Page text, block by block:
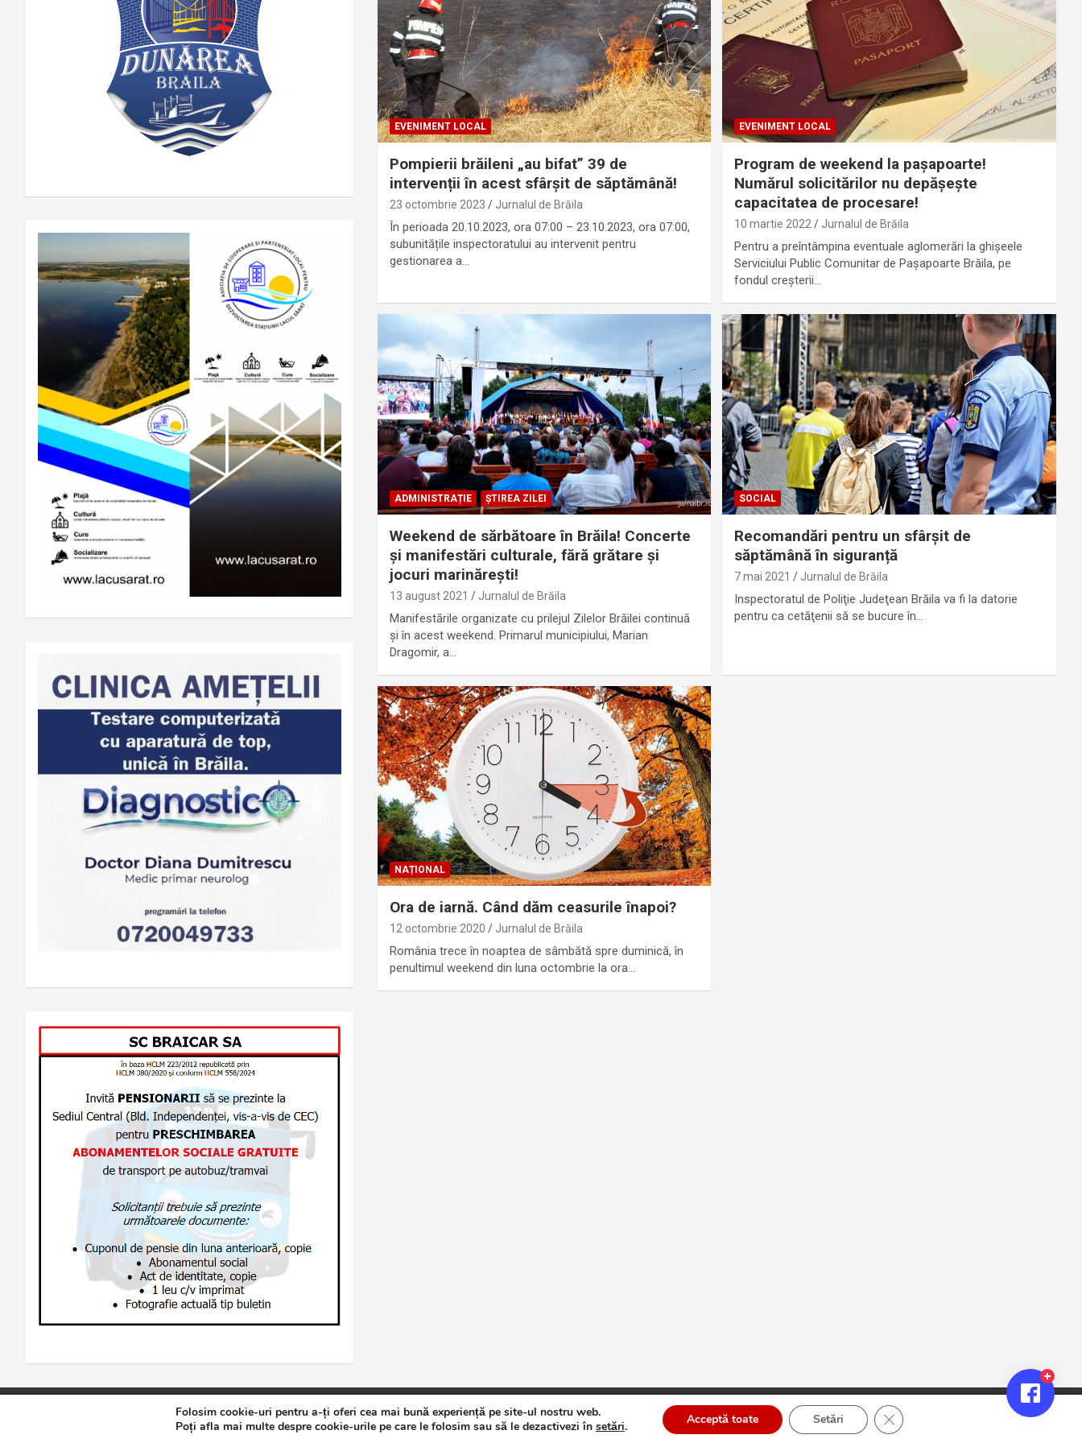
EVENIMENT LOCAL
Pompierii brăileni „au bifat” 39 de
intervenții în acest sfârșit de săptămână!
23 octombrie 2023 Jurnalul de Brăila
În perioada 20.10.2023, ora 07:00 – 23.10.2023, ora 07:00,
subunitățile inspectoratului au intervenit pentru
gestionarea a…
EVENIMENT LOCAL
Program de weekend la pașapoarte!
Numărul solicitărilor nu depășește
capacitatea de procesare!
10 martie 2022 Jurnalul de Brăila
Pentru a preîntâmpina eventuale aglomerări la ghișeele
Serviciului Public Comunitar de Pașapoarte Brăila, pe
fondul creșterii…
ADMINISTRAȚIE ȘTIREA ZILEI
Weekend de sărbătoare în Brăila! Concerte
și manifestări culturale, fără grătare și
jocuri marinărești!
13 august 2021 Jurnalul de Brăila
Manifestările organizate cu prilejul Zilelor Brăilei continuă
și în acest weekend. Primarul municipiului, Marian
Dragomir, a…
SOCIAL
Recomandări pentru un sfârșit de
săptămână în siguranță
7 mai 2021 Jurnalul de Brăila
Inspectoratul de Poliţie Judeţean Brăila va fi la datorie
pentru ca cetăţenii să se bucure în…
NAȚIONAL
Ora de iarnă. Când dăm ceasurile înapoi?
12 octombrie 2020 Jurnalul de Brăila
România trece în noaptea de sâmbătă spre duminică, în
penultimul weekend din luna octombrie la ora…
Jurnalul de Brăila Politică de confidențialitate Theme by:Theme Horse Proudly Powered by: WordPress
Folosim cookie-uri pentru a-ți oferi cea mai bună experiență pe site-ul nostru web.
Poți afla mai multe despre cookie-urile pe care le folosim sau să le dezactivezi în setări. Acceptă toate Setări Close GDPR Cookie Banner